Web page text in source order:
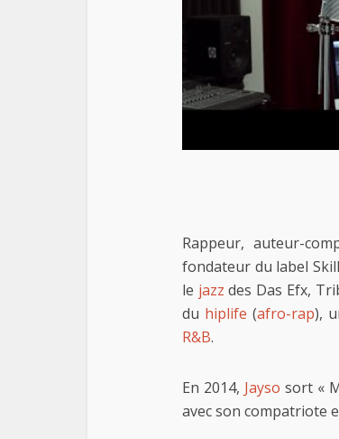
Rappeur, auteur-
fondateur du label
le jazz des Das Efx,
du hiplife (afro-rap),
R&B.
En 2014, Jayso sort «
avec son compatriote